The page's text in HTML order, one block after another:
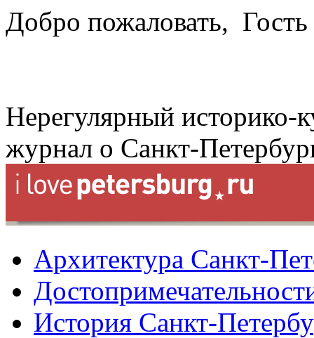
Добро пожаловать, Гость
Нерегулярный историко-
журнал о Санкт-
Архитектура Санкт-
История Санкт-